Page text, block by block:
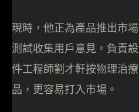
現時，他正為產品推出市
測試收集用戶意見。負責
件工程師劉才軒按物理治
品，更容易打入市場。